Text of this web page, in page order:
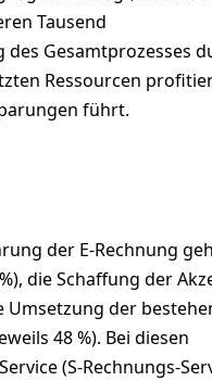
Tausend
Gesamtprozesses
Ressourcen
führt.
der E-Rechnung
die Schaffung der
Umsetzung der
48 %). Bei diesen
(S-Rechnungs-